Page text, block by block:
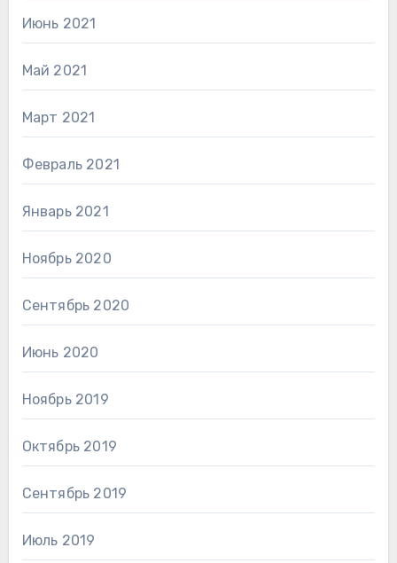
Июнь 2021
Май 2021
Март 2021
Февраль 2021
Январь 2021
Ноябрь 2020
Сентябрь 2020
Июнь 2020
Ноябрь 2019
Октябрь 2019
Сентябрь 2019
Июль 2019